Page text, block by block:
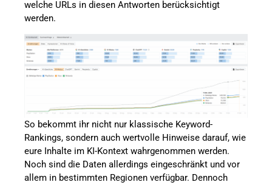
welche URLs in diesen Antworten berücksichtigt
werden.
So bekommt ihr nicht nur klassische Keyword-
Rankings, sondern auch wertvolle Hinweise darauf, wie
eure Inhalte im KI-Kontext wahrgenommen werden.
Noch sind die Daten allerdings eingeschränkt und vor
allem in bestimmten Regionen verfügbar. Dennoch